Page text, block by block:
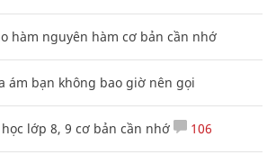
hàm nguyên hàm cơ bản cần nhớ
ám bạn không bao giờ nên gọi
lớp 8, 9 cơ bản cần nhớ 106